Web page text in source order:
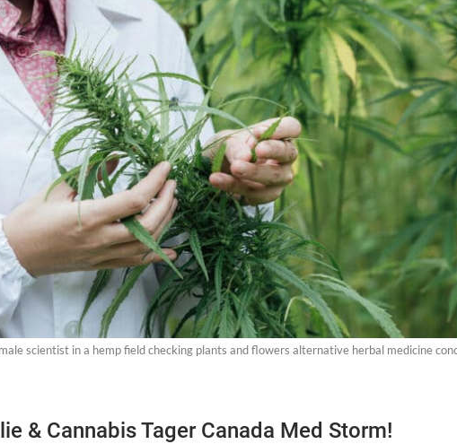
scientist in a hemp field checking plants and flowers alternative herbal medicine
& Cannabis Tager Canada Med Storm!